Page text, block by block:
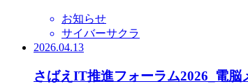
お知らせ
サイバーサクラ
2026.04.13
さばえIT推進フォーラム2026_電脳